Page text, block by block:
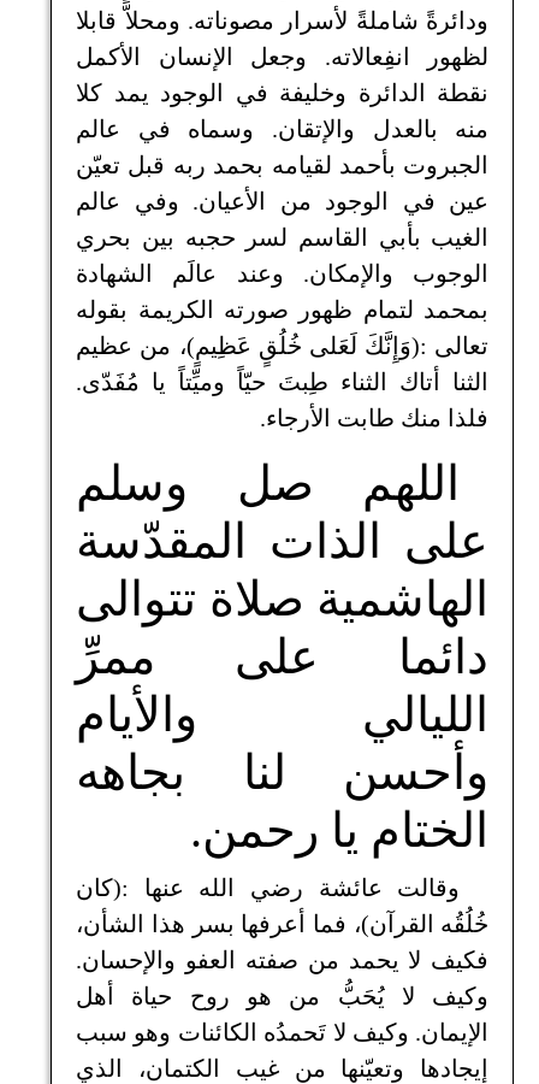
ودائرةً شاملةً لأسرار مصوناته. ومحلاًّ قابلا
لظهور انفِعالاته. وجعل الإنسان الأكمل
نقطة الدائرة وخليفة في الوجود يمد كلا
منه بالعدل والإتقان. وسماه في عالم
الجبروت بأحمد لقيامه بحمد ربه قبل تعيّن
عين في الوجود من الأعيان. وفي عالم
الغيب بأبي القاسم لسر حجبه بين بحري
الوجوب والإمكان. وعند عالَم الشهادة
بمحمد لتمام ظهور صورته الكريمة بقوله
تعالى :(وَإِنَّكَ لَعَلى خُلُقٍ عَظِيمٍ)، من عظيم
الثنا أتاك الثناء طِبتَ حيّاً وميِّتاً يا مُفَدّى.
فلذا منك طابت الأرجاء.
اللهم صل وسلم
على الذات المقدّسة
الهاشمية صلاة تتوالى
دائما على ممرِّ
الليالي والأيام
وأحسن لنا بجاهه
الختام يا رحمن.
وقالت عائشة رضي الله عنها :(كان
خُلُقُه القرآن)، فما أعرفها بسر هذا الشأن،
فكيف لا يحمد من صفته العفو والإحسان.
وكيف لا يُحَبُّ من هو روح حياة أهل
الإيمان. وكيف لا تَحمدُه الكائنات وهو سبب
إيجادها وتعيّنها من غيب الكتمان، الذي